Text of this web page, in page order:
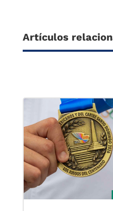
Artículos